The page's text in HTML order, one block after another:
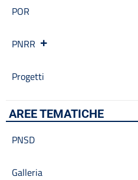
POR
PNRR
Progetti
AREE TEMATICHE
PNSD
Galleria